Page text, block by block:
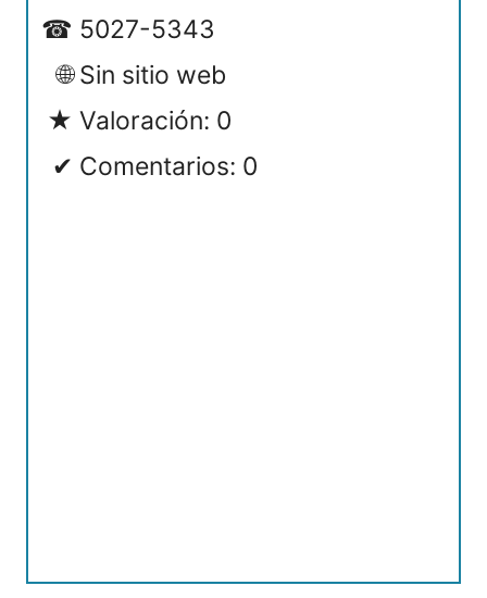
5027-5343
Sin sitio web
Valoración: 0
Comentarios: 0